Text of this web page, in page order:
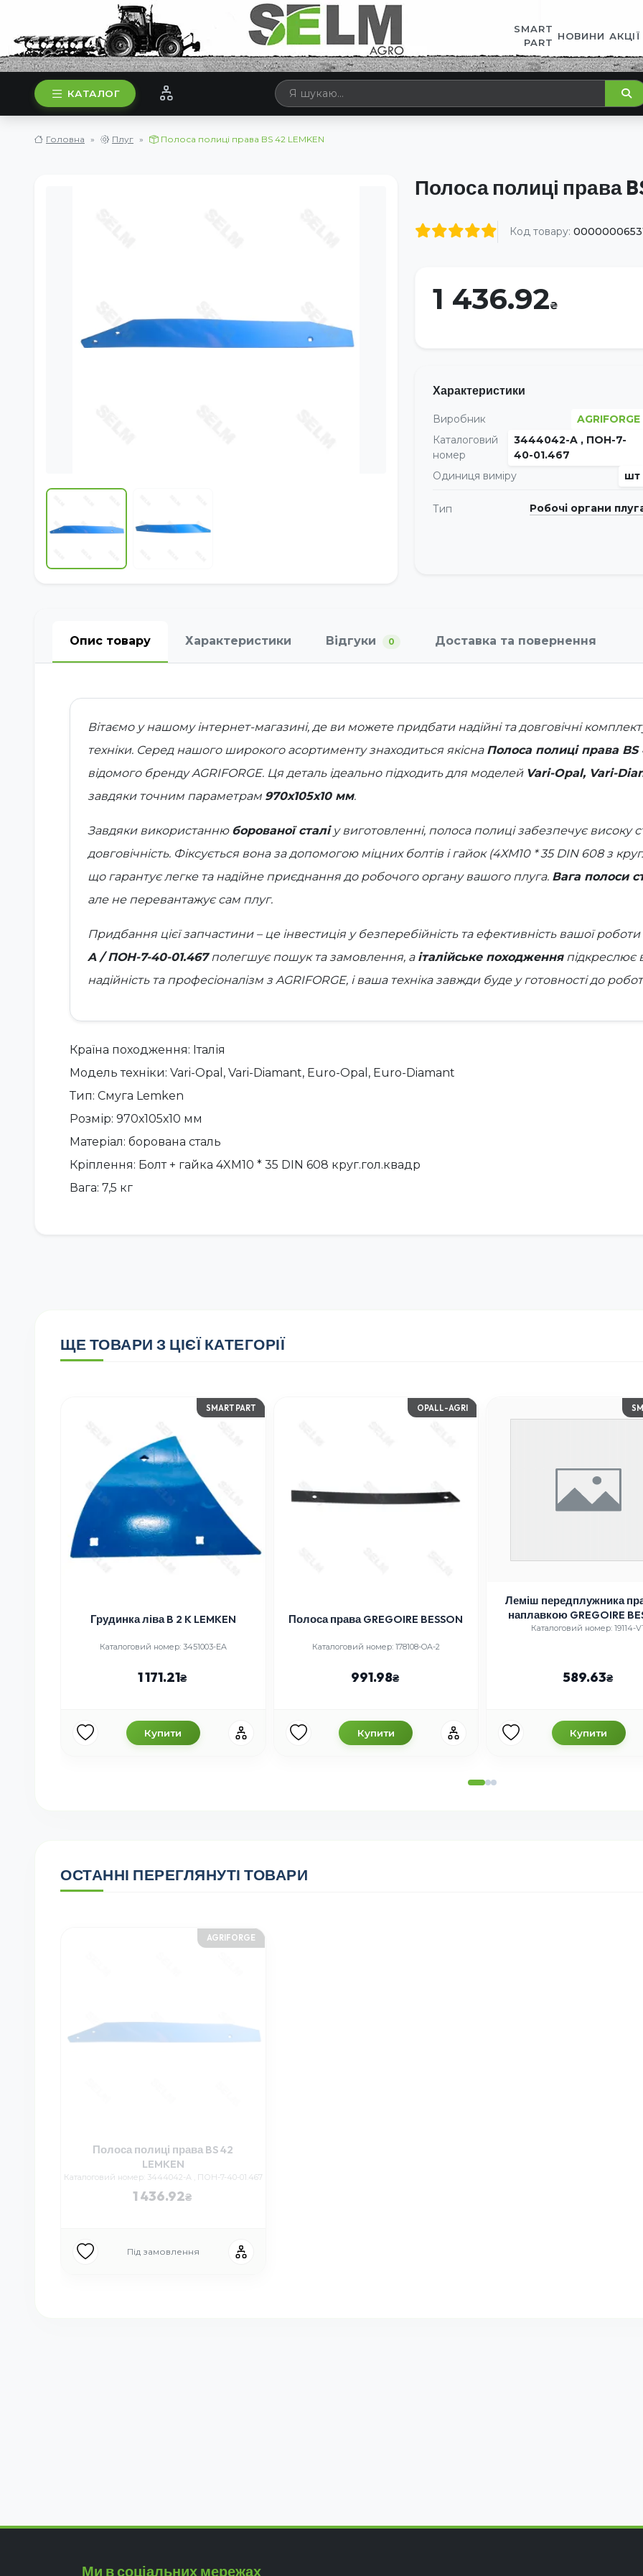
SMART
PART
НОВИНИ АКЦІЇ
КАТАЛОГ
Головна Плуг Полоса полиці права BS 42 LEMKEN
Полоса полиці права
Код товару:
1 436.92
Характеристики
Виробник
AGRIFORGE
Каталоговий
номер
3444042-A , ПОН-7-
40-01.467
Одиниця виміру
шт
Тип Робочі органи
Опис товару Характеристики Відгуки 0 Доставка та повернення
Вітаємо у нашому інтернет-магазині, де ви можете придбати надійні та довговічні
техніки. Серед нашого широкого асортименту знаходиться якісна Полоса полиці права BS
відомого брендуAGRIFORGE. Ця деталь ідеально підходить для моделей Vari-Opal, Vari-
завдяки точним параметрам 970х105х10 мм.
Завдяки використанню борованої сталіу виготовленні, полоса полиці забезпечує високу
довговічність. Фіксується вона за допомогою міцних болтів і гайок (4XМ10 * 35 DIN 608 з
що гарантує легке та надійне приєднання до робочого органу вашого плуга. Вага полоси
але не перевантажує сам плуг.
Придбання цієї запчастини – це інвестиція у безперебійність та ефективність вашої
A / ПОН-7-40-01.467полегшує пошук та замовлення, а італійське походженняпідкреслює
надійність та професіоналізм з AGRIFORGE, і ваша техніка завжди буде у готовності до
Країна походження: Італія
Модель техніки: Vari-Opal, Vari-Diamant, Euro-Opal, Euro-Diamant
Тип: Смуга Lemken
Розмір: 970х105х10 мм
Матеріал: борована сталь
Кріплення: Болт + гайка 4XМ10 * 35 DIN 608 круг.гол.квадр
Вага: 7,5 кг
ЩЕ ТОВАРИ З ЦІЄЇ КАТЕГОРІЇ
Полоса права GREGOIRE BESSON
Каталоговий номер: 178108-OA-2
Купити
Леміш передплужника правий з
наплавкою GREGOIRE BESSON
Купити
Долото плуга
ОСТАННІ ПЕРЕГЛЯНУТІ ТОВАРИ
AGRIFORGE
Полоса полиці права BS 42
LEMKEN
Каталоговий номер: 3444042-A , ПОН-7-40-01.467
1 436.92
Під замовлення
Ми в соціальних мережах